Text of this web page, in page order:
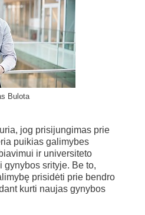
Bulota
jog prisijungimas prie
puikias galimybes
ir universiteto
gynybos srityje. Be to,
prisidėti prie bendro
kurti naujas gynybos